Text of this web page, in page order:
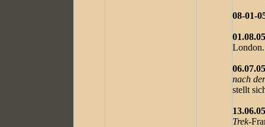
08-01-
London.
nach
stellt
Trek-